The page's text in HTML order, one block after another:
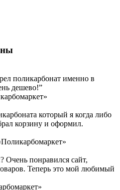
поликарбонат именно в
дешево!”
который я когда либо
корзину и оформил.
Очень понравился сайт,
Теперь это мой любимый